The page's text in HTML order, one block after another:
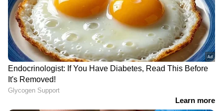
നാല് ദിവസമായി
ഫോണുകൾ സ്വിച്ച് ഓഫ്,
മൂന്നംഗ കുടുംബത്തെ
കാണാനില്ലെന്ന് പരാതി;
വീട്ടില്‍ നിന്ന് പോയ പിക്കപ്പ്
വാന്‍ കേന്ദ്രീകരിച്ച്
അന്വേഷണം
കൊലപാതകത്തിന്റെ
ചുരുളഴിഞ്ഞത് മദ്യപാന
സദസിലെ
വെളിപ്പെടുത്തലില്‍;
ഗുരുവായൂരിൽ 65
കാരിയെ കിണറ്റിൽ
തള്ളിയിട്ട് കൊന്ന രണ്ട്